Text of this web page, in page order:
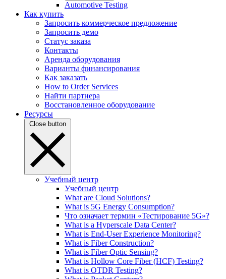
Automotive Testing
Как купить
Запросить коммерческое предложение
Запросить демо
Статус заказа
Контакты
Аренда оборудования
Варианты финансирования
Как заказать
How to Order Services
Найти партнера
Восстановленное оборудование
Ресурсы
Close button
Учебный центр
Учебный центр
What are Cloud Solutions?
What is 5G Energy Consumption?
Что означает термин «Тестирование 5G»?
What is a Hyperscale Data Center?
What is End-User Experience Monitoring?
What is Fiber Construction?
What is Fiber Optic Sensing?
What is Hollow Core Fiber (HCF) Testing?
What is OTDR Testing?